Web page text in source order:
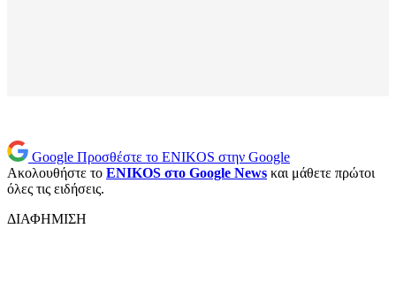
Google Προσθέστε το ENIKOS στην Google
Ακολουθήστε το ENIKOS στο Google News και μάθετε πρώτοι
όλες τις ειδήσεις.
ΔΙΑΦΗΜΙΣΗ